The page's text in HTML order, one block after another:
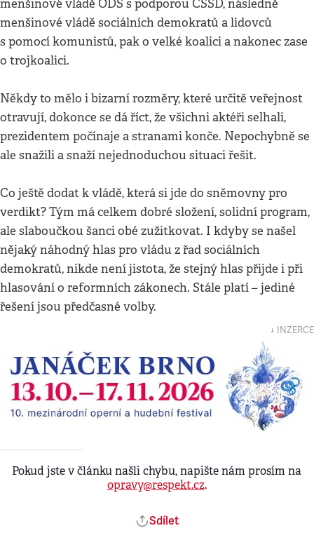
menšinové vládě ODS s podporou ČSSD, následně
menšinové vládě sociálních demokratů a lidovců
s pomocí komunistů, pak o velké koalici a nakonec zase
o trojkoalici.
Někdy to mělo i bizarní rozměry, které určitě veřejnost
otravují, dokonce se dá říct, že všichni aktéři selhali,
prezidentem počínaje a stranami konče. Nepochybně se
ale snažili a snaží nejednoduchou situaci řešit.
Co ještě dodat k vládě, která si jde do sněmovny pro
verdikt? Tým má celkem dobré složení, solidní program,
ale slaboučkou šanci obé zužitkovat. I kdyby se našel
nějaký náhodný hlas pro vládu z řad sociálních
demokratů, nikde není jistota, že stejný hlas přijde i při
hlasování o reformních zákonech. Stále platí – jediné
řešení jsou předčasné volby.
↓ INZERCE
Pokud jste v článku našli chybu, napište nám prosím na
opravy@respekt.cz.
Sdílet